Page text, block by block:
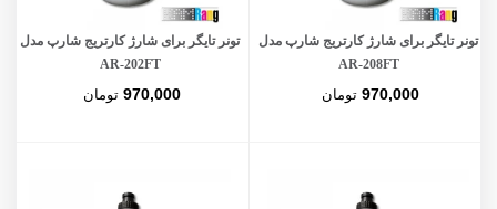
تونر تایگر برای شارژ کارتریج شارپ مدل
AR-208FT
970,000 تومان
تونر تایگر برای شارژ کارتریج شارپ مدل
AR-202FT
970,000 تومان